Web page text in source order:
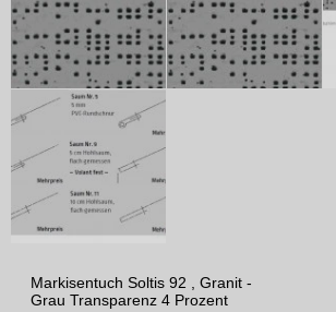
Markisentuch Soltis 92 , Granit -
Grau Transparenz 4 Prozent